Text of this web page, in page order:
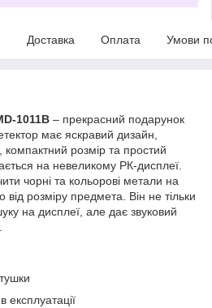
Доставка Оплата Умови
1011B – прекрасний подарунок
має яскравий дизайн,
компактний розмір та простий
на невеликому РК-дисплеї.
чорні та кольорові метали на
розміру предмета. Він не тільки
на дисплеї, але дає звуковий
експлуатації